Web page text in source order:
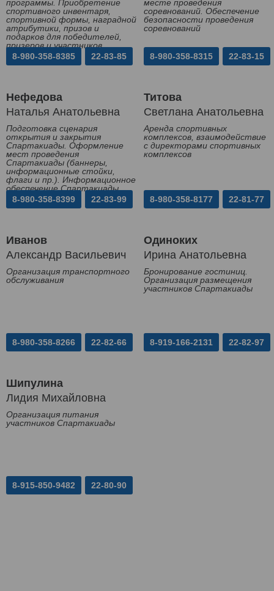
программы. Приобретение
спортивного инвентаря,
спортивной формы, наградной
атрибутики, призов и
подарков для победителей,
призеров и участников
Спартакиады
8-980-358-8385 22-83-85
месте проведения
соревнований. Обеспечение
безопасности проведения
соревнований
8-980-358-8315 22-83-15
Нефедова
Наталья Анатольевна
Подготовка сценария
открытия и закрытия
Спартакиады. Оформление
мест проведения
Спартакиады (баннеры,
информационные стойки,
флаги и пр.). Информационное
обеспечение Спартакиады
8-980-358-8399
22-83-99
Титова
Светлана Анатольевна
Аренда спортивных
комплексов, взаимодействие
с директорами спортивных
комплексов
8-980-358-8177 22-81-77
Иванов
Александр Васильевич
Организация транспортного
обслуживания
8-980-358-8266 22-82-66
Одиноких
Ирина Анатольевна
Бронирование гостиниц.
Организация размещения
участников Спартакиады
8-919-166-2131 22-82-97
Шипулина
Лидия Михайловна
Организация питания
участников Спартакиады
8-915-850-9482 22-80-90